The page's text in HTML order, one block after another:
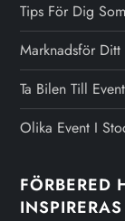
Tips För Dig
Marknadsför
Ta Bilen Till
Olika Event I
FÖRBERED